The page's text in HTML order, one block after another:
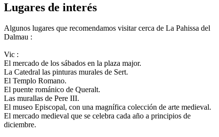
Lugares de interés
Algunos lugares que recomendamos visitar cerca de La Pahissa del
Dalmau :
Vic :
El mercado de los sábados en la plaza major.
La Catedral las pinturas murales de Sert.
El Templo Romano.
El puente románico de Queralt.
Las murallas de Pere III.
El museo Episcopal, con una magnífica colección de arte medieval.
El mercado medieval que se celebra cada año a principios de
diciembre.